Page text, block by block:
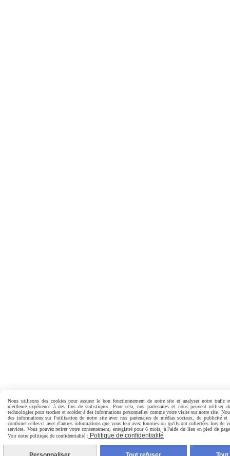
Nous utilisons des cookies pour assurer le bon fonctionnement de notre site et analyser notre trafic
meilleure expérience à des fins de statistiques. Pour cela, nos partenaires et nous peuvent utiliser
technologies pour stocker et accéder à des informations personnelles comme votre visite sur notre site.
des informations sur l'utilisation de notre site avec nos partenaires de médias sociaux, de publicité et
combiner celles-ci avec d'autres informations que vous leur avez fournies ou qu'ils ont collectées lors de
services. Vous pouvez retirer votre consentement, enregistré pour 6 mois, à l'aide du lien en pied de
Voir notre politique de confidentialité : Politique de confidentialité